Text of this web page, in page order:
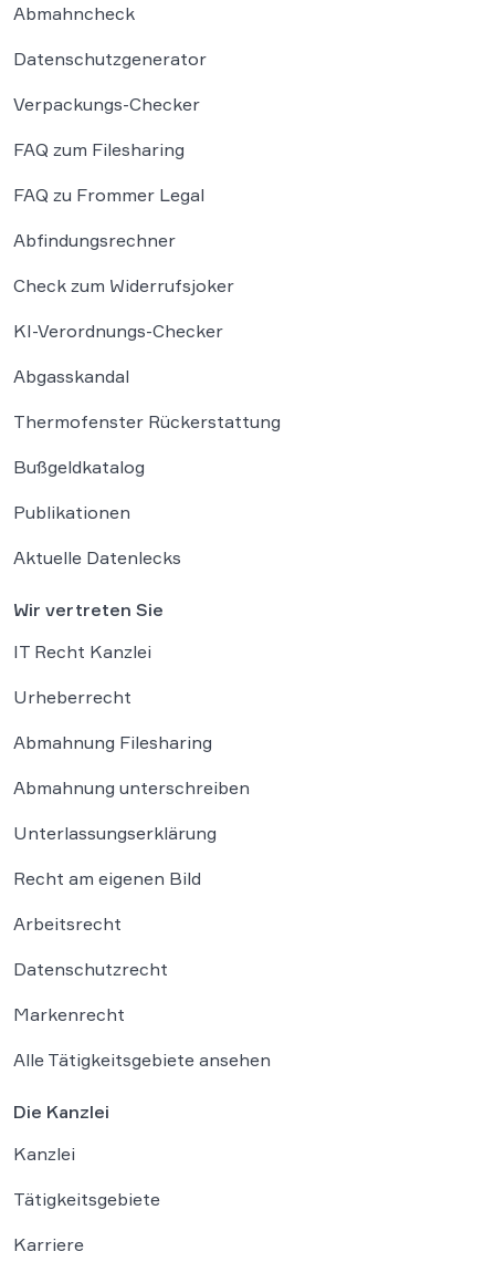
Datenschutzgenerator
Verpackungs-Checker
FAQ zum Filesharing
FAQ zu Frommer Legal
Abfindungsrechner
Check zum Widerrufsjoker
KI-Verordnungs-Checker
Abgasskandal
Thermofenster Rückerstattung
Bußgeldkatalog
Abmahnung Filesharing
Abmahnung unterschreiben
Unterlassungserklärung
Recht am eigenen Bild
Alle Tätigkeitsgebiete ansehen
Tätigkeitsgebiete